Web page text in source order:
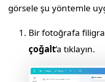
görsele şu yöntemle
Bir fotoğrafa
çoğalt‘a tıklayın.